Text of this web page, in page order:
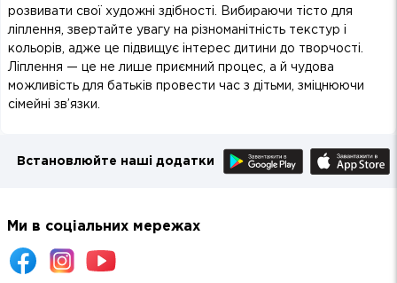
розвивати свої художні здібності. Вибираючи тісто для
ліплення, звертайте увагу на різноманітність текстур і
кольорів, адже це підвищує інтерес дитини до творчості.
Ліплення — це не лише приємний процес, а й чудова
можливість для батьків провести час з дітьми, зміцнюючи
сімейні зв’язки.
Встановлюйте наші додатки
Ми в соціальних мережах